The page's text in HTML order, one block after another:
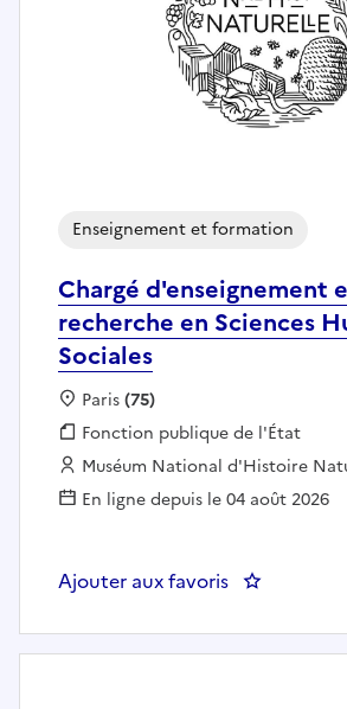
Chargé d'enseignement
recherche en Sciences
Sociales
Enseignement et formation
Localisation :
Paris(75)
Fonction publique :
Fonction publique de l'État
Employeur :
Muséum National d'Histoire
En ligne depuis le 04 août 2026
Ajouter aux favoris : Chargé